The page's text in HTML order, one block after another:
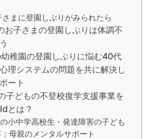
まに登園しぶりがみられたら
お子さまの登園しぶりは体調不
稚園の登園しぶりに悩む40代
理システムの問題を共に解決し
ート
子どもの不登校復学支援事業を
とは？
小中学高校生・発達障害の子ども
母親のメンタルサポート